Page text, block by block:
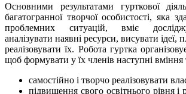
Основними результатами гурткової
багатогранної творчої особистості, яка
проблемних ситуацій, вміє
аналізувати наявні ресурси, висувати ідеї,
реалізовувати їх. Робота гуртка
щоб формувати у їх членів наступні вміння
самостійно і творчо реалізовувати
підвищення свого освітнього рівня і